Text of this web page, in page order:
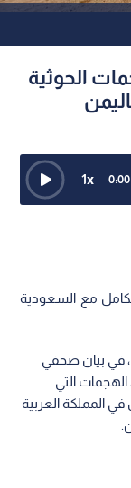
الحوثية
0:00
1x
مع السعودية
في بيان صحفي
التي
المملكة العربية